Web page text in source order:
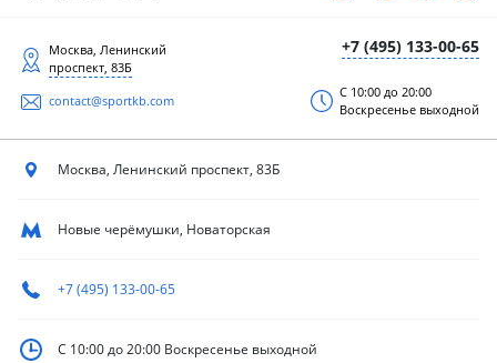
+7 (495) 133-00-65
Москва, Ленинский
проспект, 83Б
contact@sportkb.com
С 10:00 до 20:00
Воскресенье выходной
Москва, Ленинский проспект, 83Б
Новые черёмушки, Новаторская
+7 (495) 133-00-65
С 10:00 до 20:00 Воскресенье выходной